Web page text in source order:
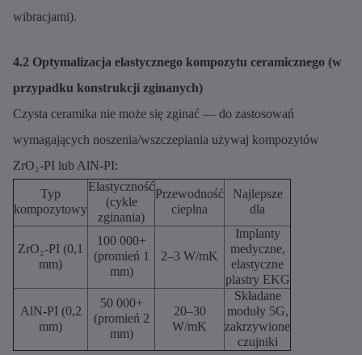
wibracjami).
4.2 Optymalizacja elastycznego kompozytu ceramicznego (w
przypadku konstrukcji zginanych)
Czysta ceramika nie może się zginać — do zastosowań
wymagających noszenia/wszczepiania używaj kompozytów
ZrO₂-PI lub AlN-PI:
Typ
kompozytowy
Elastyczność
(cykle
zginania)
Przewodność
cieplna
Najlepsze
dla
ZrO₂-PI (0,1
mm)
100 000+
(promień 1
mm)
2–3 W/mK
Implanty
medyczne,
elastyczne
plastry EKG
AlN-PI (0,2
mm)
50 000+
(promień 2
mm)
20–30
W/mK
Składane
moduły 5G,
zakrzywione
czujniki